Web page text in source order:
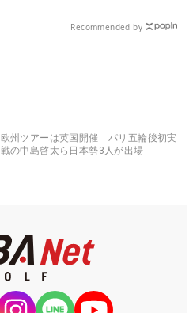
Recommended by
欧州ツアーは英国開催 パリ五輪後初実
戦の中島啓太ら日本勢3人が出場